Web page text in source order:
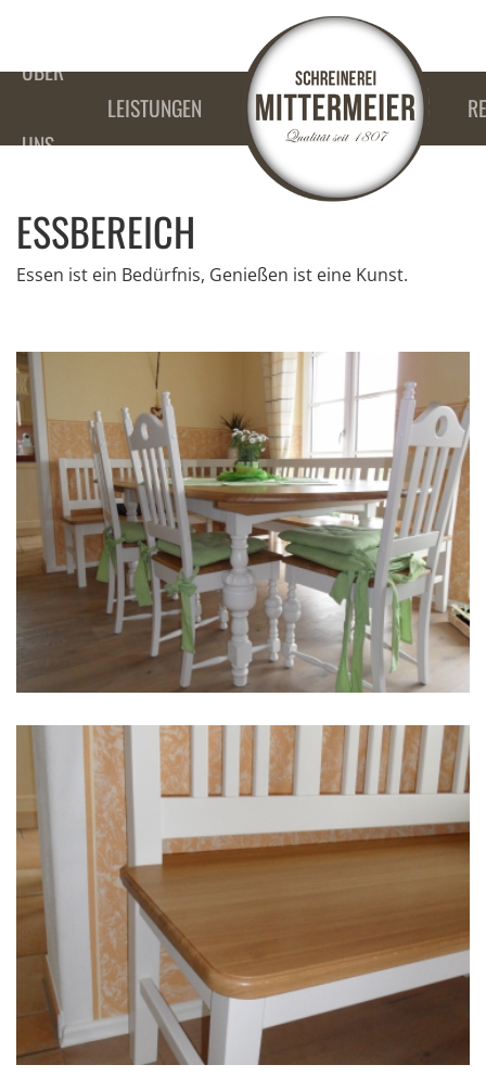
ÜBER
UNS
LEISTUNGEN
ESSBEREICH
Essen ist ein Bedürfnis, Genießen ist eine Kunst.